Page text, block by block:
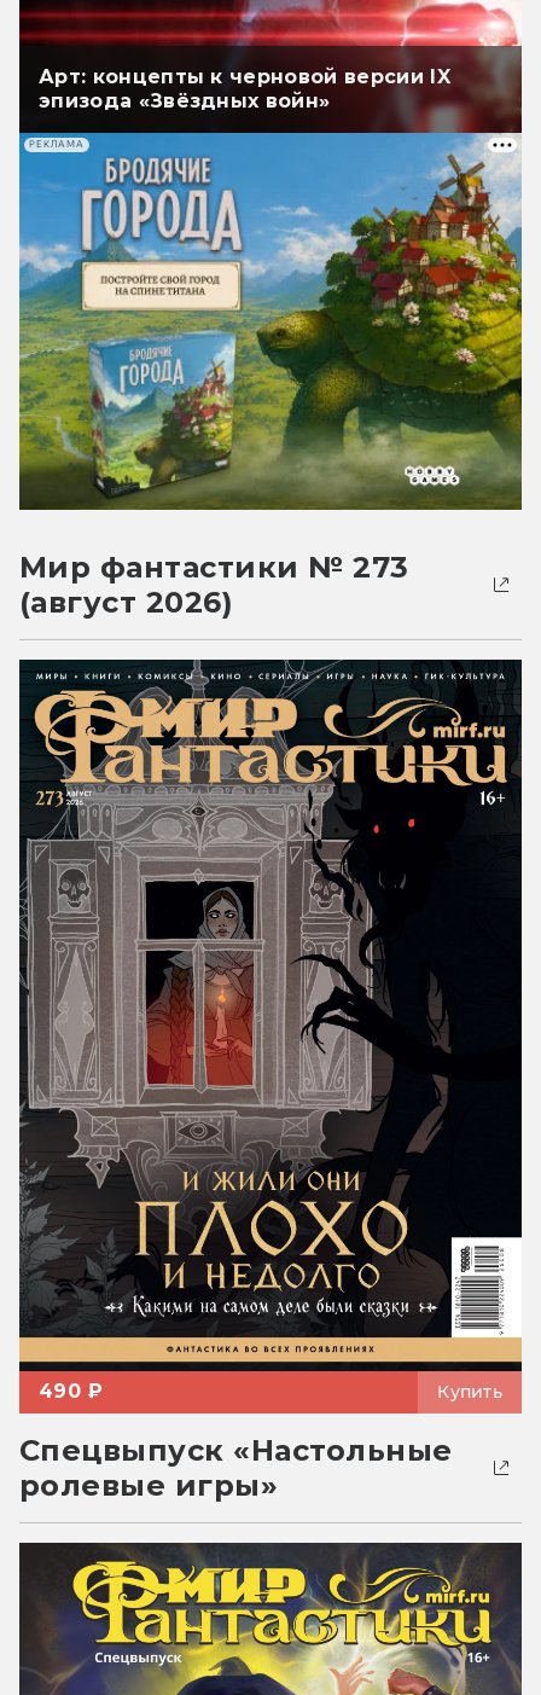
Арт: концепты к черновой версии IX
эпизода «Звёздных войн»
РЕКЛАМА
Мир фантастики № 273
(август 2026)
490 ₽ Купить
Спецвыпуск «Настольные
ролевые игры»